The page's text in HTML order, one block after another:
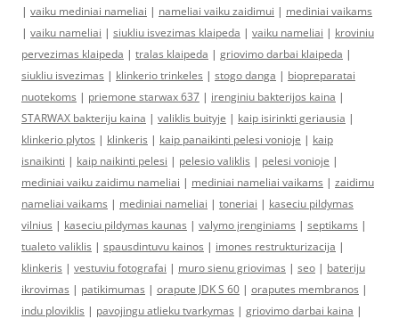
| vaiku mediniai nameliai | nameliai vaiku zaidimui | mediniai vaikams
| vaiku nameliai | siukliu isvezimas klaipeda | vaiku nameliai | kroviniu
pervezimas klaipeda | tralas klaipeda | griovimo darbai klaipeda |
siukliu isvezimas | klinkerio trinkeles | stogo danga | biopreparatai
nuotekoms | priemone starwax 637 | irenginiu bakterijos kaina |
STARWAX bakteriju kaina | valiklis buityje | kaip isirinkti geriausia |
klinkerio plytos | klinkeris | kaip panaikinti pelesi vonioje | kaip
isnaikinti | kaip naikinti pelesi | pelesio valiklis | pelesi vonioje |
mediniai vaiku zaidimu nameliai | mediniai nameliai vaikams | zaidimu
nameliai vaikams | mediniai nameliai | toneriai | kaseciu pildymas
vilnius | kaseciu pildymas kaunas | valymo įrenginiams | septikams |
tualeto valiklis | spausdintuvu kainos | imones restrukturizacija |
klinkeris | vestuviu fotografai | muro sienu griovimas | seo | bateriju
ikrovimas | patikimumas | orapute JDK S 60 | oraputes membranos |
indu ploviklis | pavojingu atlieku tvarkymas | griovimo darbai kaina |